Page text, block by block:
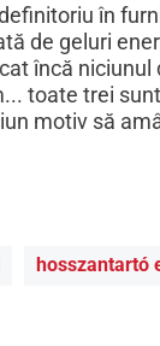
în
de geluri
încă
toate trei
motiv să
hosszantartó